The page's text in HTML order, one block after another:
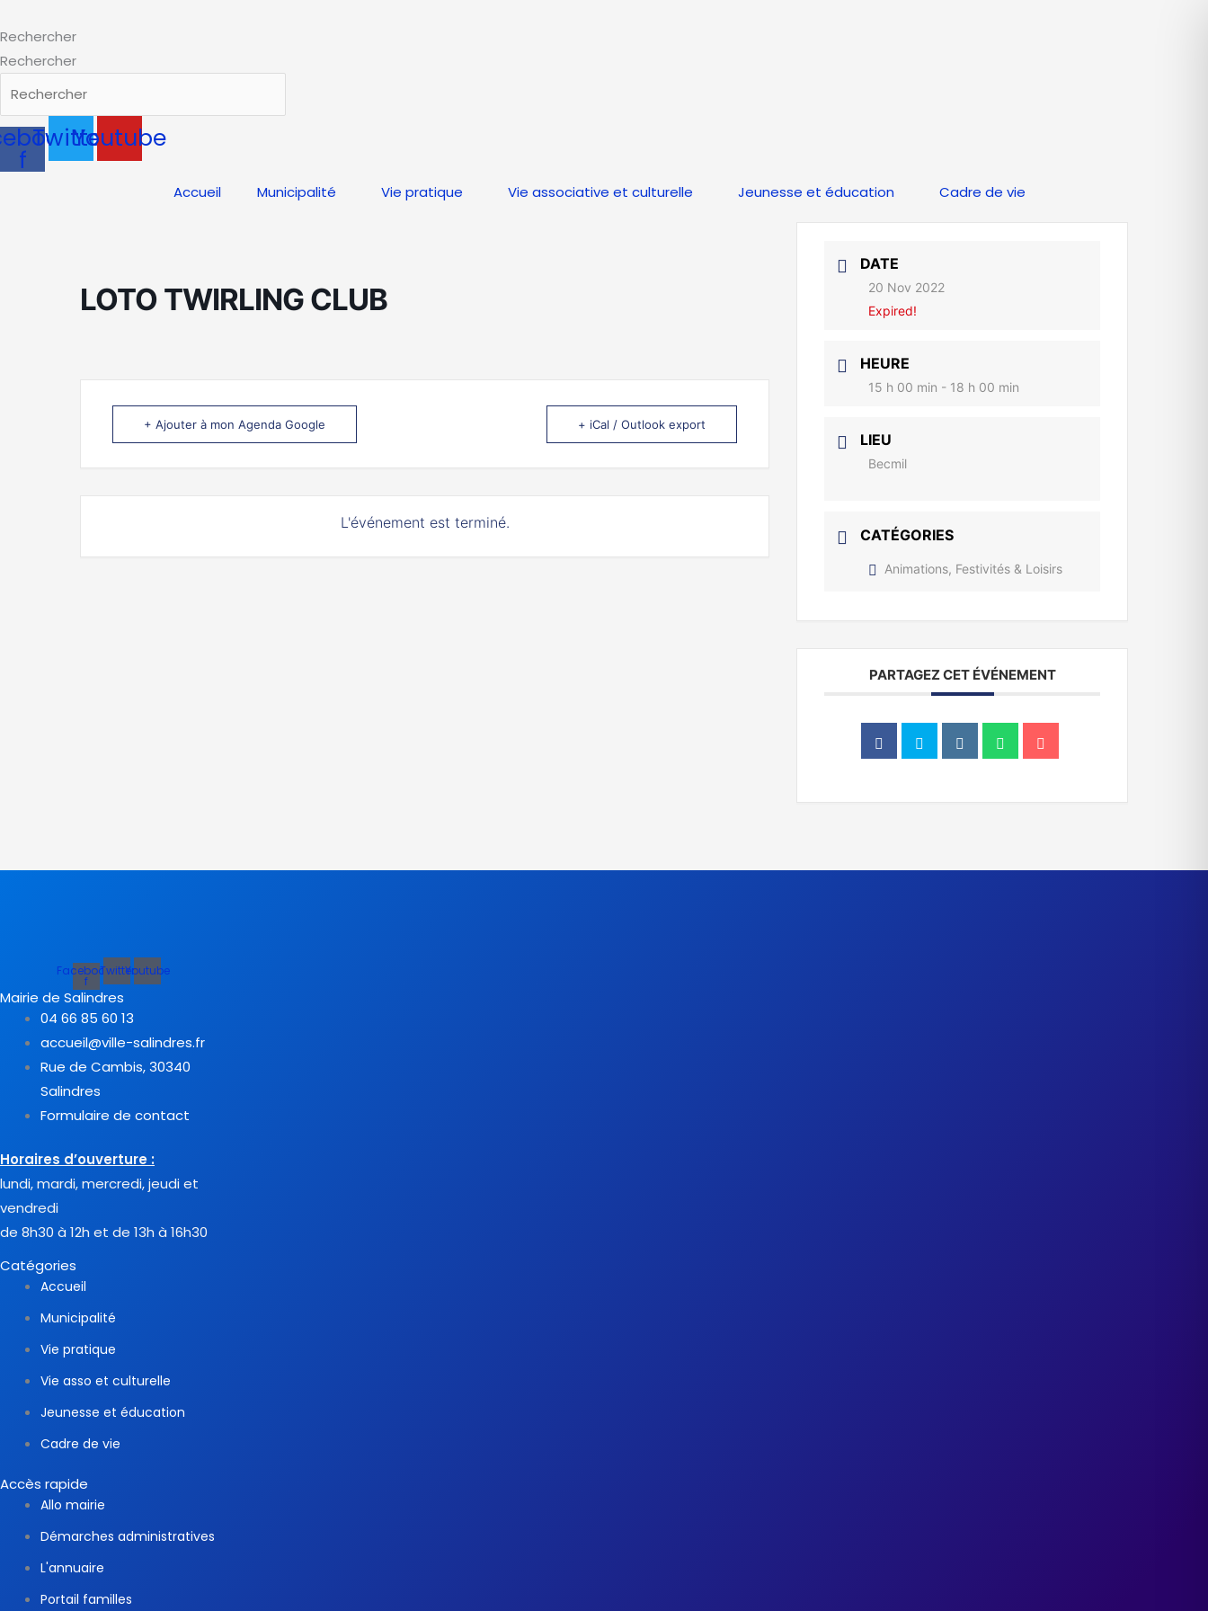
au
contenu
Rechercher
Rechercher
f
TwitterYoutube
Accueil Municipalité Vie pratique Vie associative et culturelle Jeunesse et éducation Cadre de vie
LOTO TWIRLING CLUB
+ Ajouter à mon Agenda Google + iCal / Outlook export
L'événement est terminé.
DATE
20 Nov 2022
Expired!
HEURE
15 h 00 min - 18 h 00 min
LIEU
Becmil
CATÉGORIES
Animations, Festivités & Loisirs
PARTAGEZ CET ÉVÉNEMENT
Facebook-
f
TwitterYoutube
Mairie de Salindres
04 66 85 60 13
accueil@ville-salindres.fr
Rue de Cambis, 30340
Salindres
Formulaire de contact
Horaires d’ouverture :
lundi, mardi, mercredi, jeudi et
vendredi
de 8h30 à 12h et de 13h à 16h30
Catégories
Accueil
Municipalité
Vie pratique
Vie asso et culturelle
Jeunesse et éducation
Cadre de vie
Accès rapide
Allo mairie
Démarches administratives
L'annuaire
Portail familles